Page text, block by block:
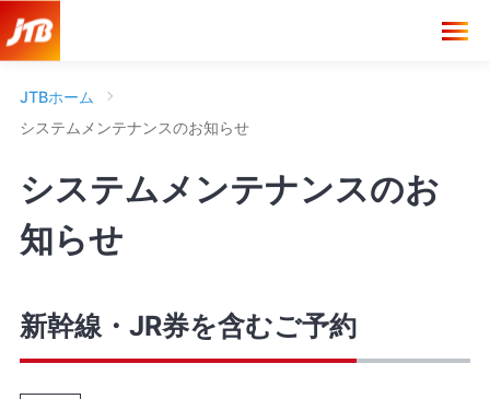
JTBホーム
システムメンテナンスのお知らせ
システムメンテナンスのお
知らせ
新幹線・JR券を含むご予約